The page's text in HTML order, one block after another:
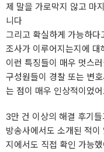
제 말을 가로막지 않고 마
니다
그리고 확실하게 가능하
조사가 이루어지는지에
이런 특징들이 매우 멋스
구성원들이 경찰 또는 변
는 점이 매우 인상적이었
3만 건 이상의 해결 후기
방송사에서도 소개된 적
지에서도 직접 확인 가능